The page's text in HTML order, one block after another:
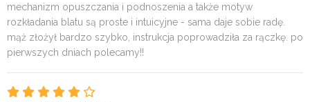
mechanizm opuszczania i podnoszenia a także motyw
rozkładania blatu są proste i intuicyjne - sama daje sobie radę.
mąż złożył bardzo szybko, instrukcja poprowadziła za rączkę. po
pierwszych dniach polecamy!!